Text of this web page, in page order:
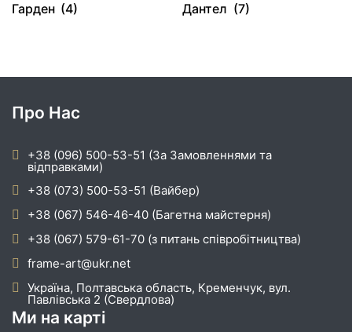
Гарден (4) Дантел (7)
Про Нас
+38 (096) 500-53-51 (За Замовленнями та
відправками)
+38 (073) 500-53-51 (Вайбер)
+38 (067) 546-46-40 (Багетна майстерня)
+38 (067) 579-61-70 (з питань співробітництва)
frame-art@ukr.net
Україна, Полтавська область, Кременчук, вул.
Павлівська 2 (Свердлова)
Ми на карті